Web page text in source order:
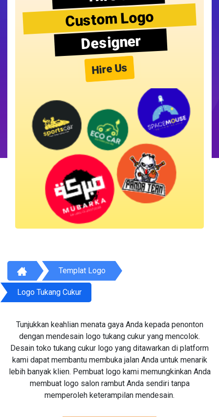
Custom Logo
Designer
Hire Us
Templat Logo
Logo Tukang Cukur
Tunjukkan keahlian menata gaya Anda kepada penonton
dengan mendesain logo tukang cukur yang mencolok.
Desain toko tukang cukur logo yang ditawarkan di platform
kami dapat membantu membuka jalan Anda untuk menarik
lebih banyak klien. Pembuat logo kami memungkinkan Anda
membuat logo salon rambut Anda sendiri tanpa
memperoleh keterampilan mendesain.